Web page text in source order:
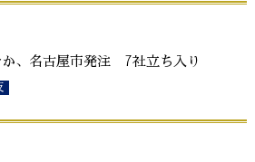
か、名古屋市発注 7社立ち入り